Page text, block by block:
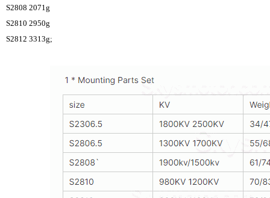
S2808 2071g
S2810 2950g
S2812 3313g;